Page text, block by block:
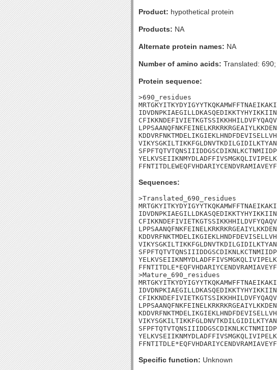
Product: hypothetical protein
Products: NA
Alternate protein names: NA
Number of amino acids: Translated:
Protein sequence:
>690_residues
Sequences:
>Translated_690_residues
>Mature_690_residues
Specific function: Unknown